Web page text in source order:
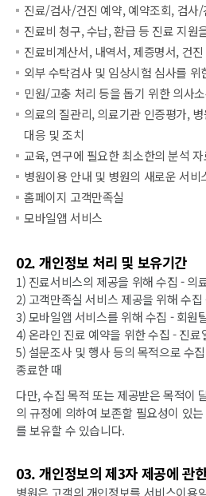
진료/검사/건진 예약, 예약조회, 검사/
진료비 청구, 수납, 환급 등 진료 지원
진료비계산서, 내역서, 제증명서, 건
외부 수탁검사 및 임상시험 심사를 위
민원/고충 처리 등을 돕기 위한 의사
의료의 질관리, 의료기관 인증평가,
대응 및 조치
교육, 연구에 필요한 최소한의 분석
병원이용 안내 및 병원의 새로운 서
홈페이지 고객만족실
모바일앱 서비스
02. 개인정보 처리 및 보유기간
1) 진료서비스의 제공을 위해 수집 - 의
2) 고객만족실 서비스 제공을 위해 수
3) 모바일앱 서비스를 위해 수집 - 회원
4) 온라인 진료 예약을 위한 수집 - 진료
5) 설문조사 및 행사 등의 목적으로 수
종료한 때
다만, 수집 목적 또는 제공받은 목적이
의 규정에 의하여 보존할 필요성이 있
를 보유할 수 있습니다.
03. 개인정보의 제3자 제공에 관
병원은 고객의 개인정보를 서비스이용